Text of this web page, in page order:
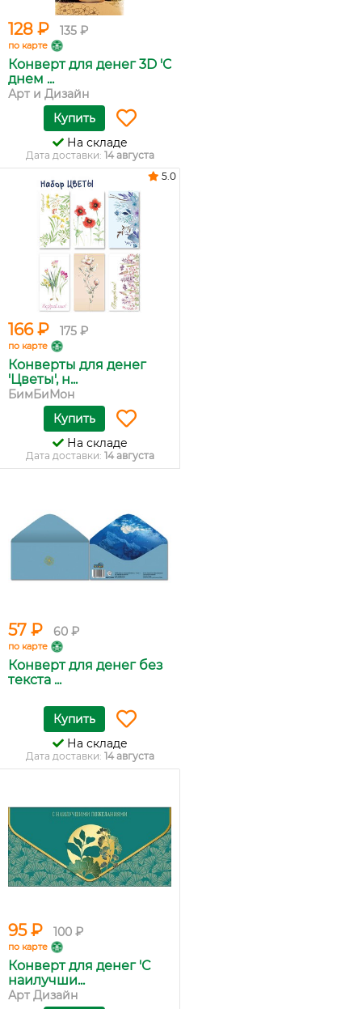
128 ₽ 135 ₽
по карте
Конверт для денег 3D 'С
днем ...
Арт и Дизайн
Купить
На складе
Дата доставки: 14 августа
166 ₽ 175 ₽
по карте
Конверты для денег
'Цветы', н...
БимБиМон
5.0
Купить
На складе
Дата доставки: 14 августа
57 ₽ 60 ₽
по карте
Конверт для денег без
текста ...
Купить
На складе
Дата доставки: 14 августа
95 ₽ 100 ₽
по карте
Конверт для денег 'С
наилучши...
Арт Дизайн